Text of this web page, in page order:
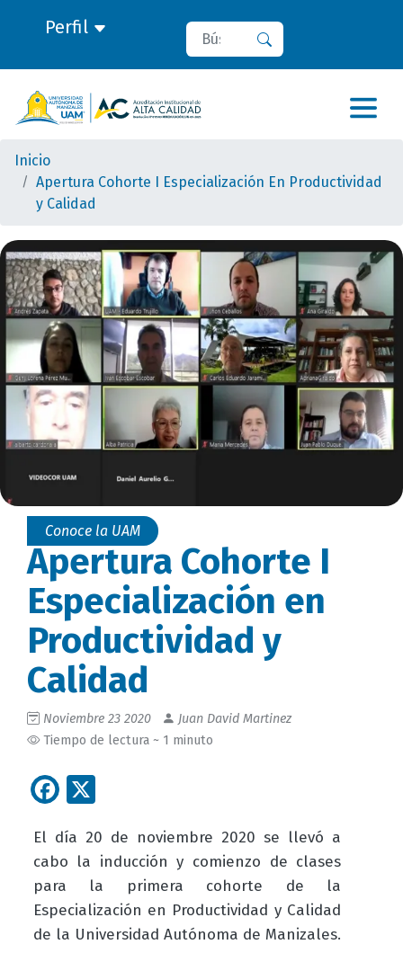
Perfil Buscar
Inicio
Apertura Cohorte I Especialización En Productividad
y Calidad
Conoce la UAM
Apertura Cohorte I
Especialización en
Productividad y
Calidad
Noviembre 23 2020
Juan David Martinez
Tiempo de lectura ~ 1 minuto
Facebook
El día 20 de noviembre 2020 se llevó a
cabo la inducción y comienzo de clases
para la primera cohorte de la
Especialización en Productividad y Calidad
de la Universidad Autónoma de Manizales.